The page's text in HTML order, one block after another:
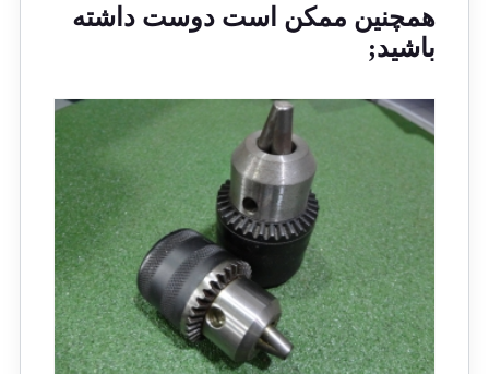
همچنین ممکن است دوست داشته
باشید;